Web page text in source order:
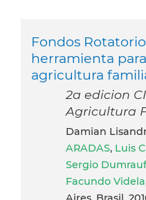
Fondos
herramienta
agricultura
2a edicion
Agricultura
Damian
ARADAS, Luis
Sergio Dumrauf
Facundo Videla